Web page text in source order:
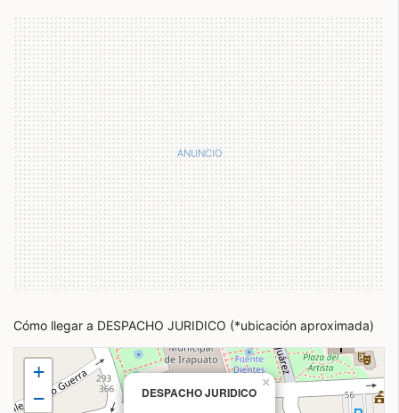
Cómo llegar a DESPACHO JURIDICO (*ubicación aproximada)
DESPACHO JURIDICO
×
+
−